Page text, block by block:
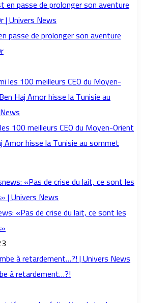
passe de prolonger son aventure
100 meilleurs CEO du Moyen-Orient
Amor hisse la Tunisie au sommet
«Pas de crise du lait, ce sont les
à retardement…?!